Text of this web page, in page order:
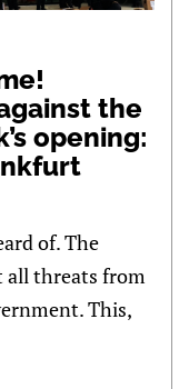
the
opening:
of. The
all threats from
This,